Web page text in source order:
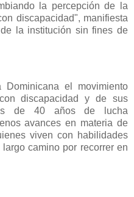
la percepción de la
discapacidad", manifiesta
la institución sin fines de
el movimiento
discapacidad y de sus
de 40 años de lucha
avances en materia de
viven con habilidades
camino por recorrer en